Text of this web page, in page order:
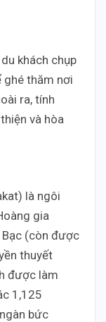
khách chụp
ghé thăm nơi
ra, tính
và hòa
là ngôi
gia
Bạc (còn được
thuyết
được làm
1,125
bức